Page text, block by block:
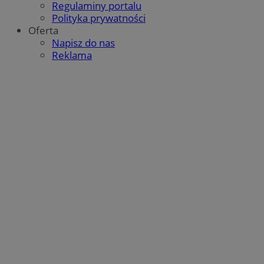
Regulaminy portalu
Polityka prywatności
Oferta
Napisz do nas
Reklama